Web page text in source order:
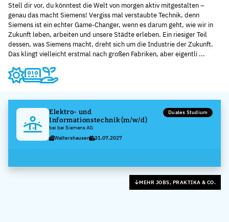
Stell dir vor, du könntest die Welt von morgen aktiv mitgestalten –
genau das macht Siemens! Vergiss mal verstaubte Technik, denn
Siemens ist ein echter Game-Changer, wenn es darum geht, wie wir in
Zukunft leben, arbeiten und unsere Städte erleben. Ein riesiger Teil
dessen, was Siemens macht, dreht sich um die Industrie der Zukunft.
Das klingt vielleicht erstmal nach großen Fabriken, aber eigentli ...
Elektro- und
Informationstechnik (m/w/d)
bei bei Siemens AG
Duales Studium
Waltershausen 31.07.2027
MEHR JOBS, PRAKTIKA & CO.